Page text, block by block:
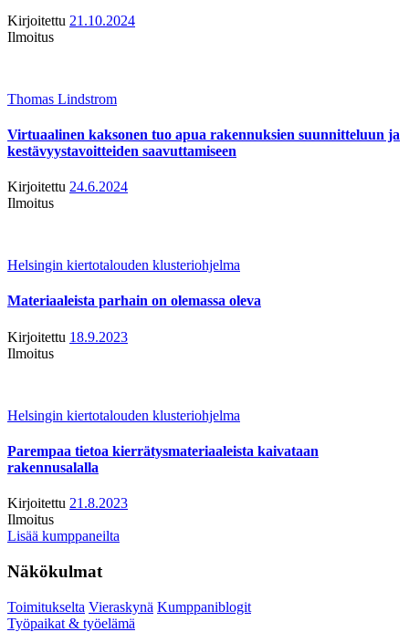
Kirjoitettu 21.10.2024
Ilmoitus
Thomas Lindstrom
Virtuaalinen kaksonen tuo apua rakennuksien suunnitteluun ja
kestävyystavoitteiden saavuttamiseen
Kirjoitettu 24.6.2024
Ilmoitus
Helsingin kiertotalouden klusteriohjelma
Materiaaleista parhain on olemassa oleva
Kirjoitettu 18.9.2023
Ilmoitus
Helsingin kiertotalouden klusteriohjelma
Parempaa tietoa kierrätysmateriaaleista kaivataan
rakennusalalla
Kirjoitettu 21.8.2023
Ilmoitus
Lisää kumppaneilta
Näkökulmat
Toimitukselta Vieraskynä Kumppaniblogit
Työpaikat & työelämä